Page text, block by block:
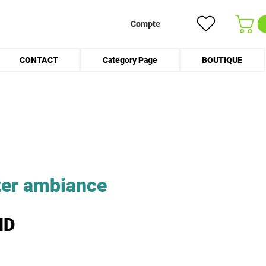
Compte
CONTACT Category Page BOUTIQUE
ambiance
Prix